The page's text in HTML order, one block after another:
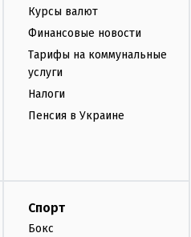
Курсы валют
Финансовые новости
Тарифы на коммунальные
услуги
Налоги
Пенсия в Украине
Спорт
Бокс